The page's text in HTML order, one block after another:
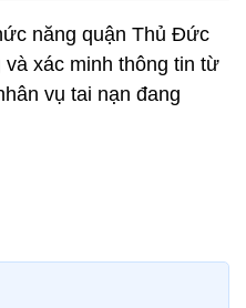
năng quận Thủ Đức
xác minh thông tin từ
vụ tai nạn đang